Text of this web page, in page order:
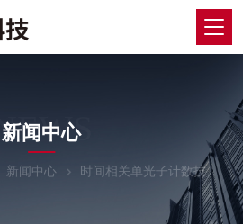
NEWS
新闻中心
新闻中心 时间相关单光子计数技术在实验室中的应用